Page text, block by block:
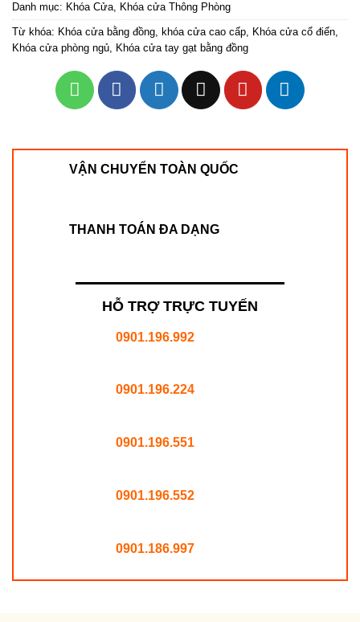
Danh mục: Khóa Cửa, Khóa cửa Thông Phòng
Từ khóa: Khóa cửa bằng đồng, khóa cửa cao cấp, Khóa cửa cổ điển,
Khóa cửa phòng ngủ, Khóa cửa tay gạt bằng đồng
VẬN CHUYỂN TOÀN QUỐC
THANH TOÁN ĐA DẠNG
HỖ TRỢ TRỰC TUYẾN
0901.196.992
0901.196.224
0901.196.551
0901.196.552
0901.186.997